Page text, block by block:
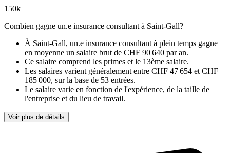
150k
Combien gagne un.e insurance consultant à Saint-Gall?
À Saint-Gall, un.e insurance consultant à plein temps gagne
en moyenne un salaire brut de CHF 90 640 par an.
Ce salaire comprend les primes et le 13ème salaire.
Les salaires varient généralement entre CHF 47 654 et CHF
185 000, sur la base de 53 entrées.
Le salaire varie en fonction de l'expérience, de la taille de
l'entreprise et du lieu de travail.
Voir plus de détails